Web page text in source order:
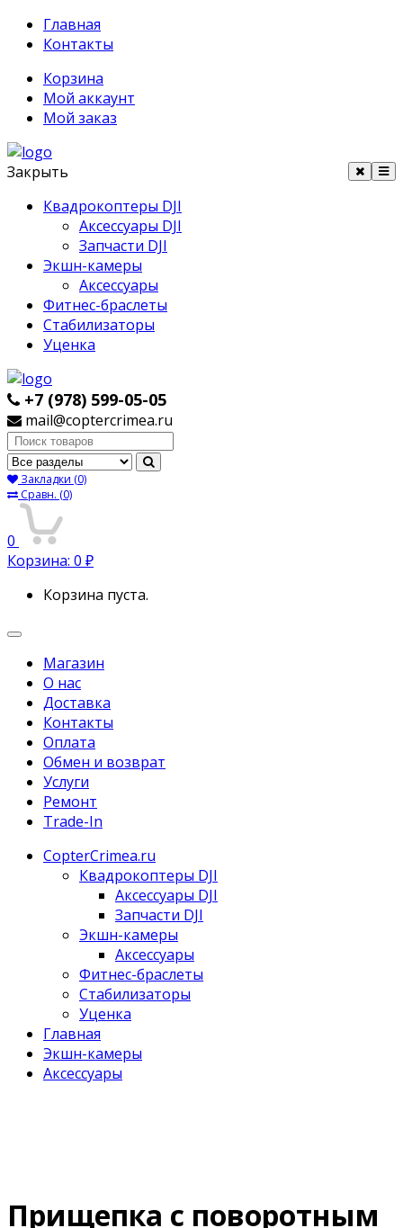
Главная
Контакты
Корзина
Мой аккаунт
Мой заказ
Закрыть
Квадрокоптеры DJI
Аксессуары DJI
Запчасти DJI
Экшн-камеры
Аксессуары
Фитнес-браслеты
Стабилизаторы
Уценка
+7 (978) 599-05-05
mail@coptercrimea.ru
Поиск:
Закладки (0)
Сравн. (0)
0
Корзина: 0 ₽
Корзина пуста.
Переключить
Магазин
О нас
Доставка
Контакты
Оплата
Обмен и возврат
Услуги
Ремонт
Trade-In
CopterCrimea.ru
Квадрокоптеры DJI
Аксессуары DJI
Запчасти DJI
Экшн-камеры
Аксессуары
Фитнес-браслеты
Стабилизаторы
Уценка
Главная
Экшн-камеры
Аксессуары
Прищепка с поворотным